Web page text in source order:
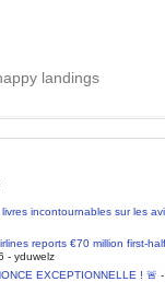
landings
incontournables sur les
reports €70 million first-
- yduwelz
EXCEPTIONNELLE ! 🚨